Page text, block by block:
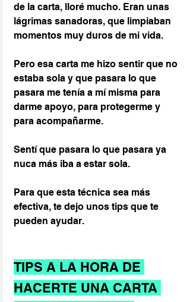
de la carta, lloré mucho. Eran unas
lágrimas sanadoras, que limpiaban
momentos muy duros de mi vida.
Pero esa carta me hizo sentir que no
estaba sola y que pasara lo que
pasara me tenía a mí misma para
darme apoyo, para protegerme y
para acompañarme.
Sentí que pasara lo que pasara ya
nuca más iba a estar sola.
Para que esta técnica sea más
efectiva, te dejo unos tips que te
pueden ayudar.
TIPS A LA HORA DE
HACERTE UNA CARTA